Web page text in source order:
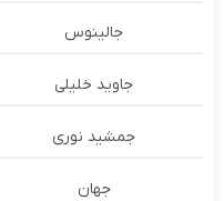
جالینوس
جاوید خلیلی
جمشید نوری
جهان